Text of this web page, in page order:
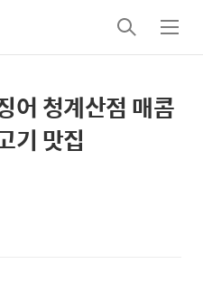
검
색
메
뉴
어 청계산점 매콤
기 맛집